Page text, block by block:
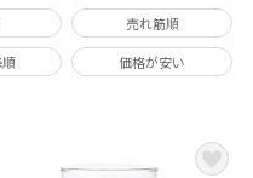
売れ筋順
価格が安い